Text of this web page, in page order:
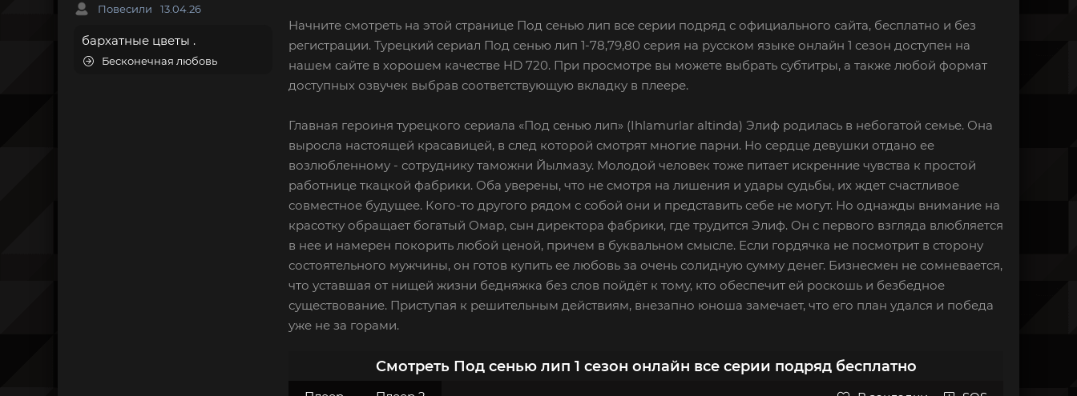
Повесили 13.04.26
бархатные цветы .
Бесконечная любовь
Начните смотреть на этой странице Под сенью лип все серии подряд с официального сайта, бесплатно и без
регистрации. Турецкий сериал Под сенью лип 1-78,79,80 серия на русском языке онлайн 1 сезон доступен на
нашем сайте в хорошем качестве HD 720. При просмотре вы можете выбрать субтитры, а также любой формат
доступных озвучек выбрав соответствующую вкладку в плеере.
Главная героиня турецкого сериала «Под сенью лип» (Ihlamurlar altinda) Элиф родилась в небогатой семье. Она
выросла настоящей красавицей, в след которой смотрят многие парни. Но сердце девушки отдано ее
возлюбленному - сотруднику таможни Йылмазу. Молодой человек тоже питает искренние чувства к простой
работнице ткацкой фабрики. Оба уверены, что не смотря на лишения и удары судьбы, их ждет счастливое
совместное будущее. Кого-то другого рядом с собой они и представить себе не могут. Но однажды внимание на
красотку обращает богатый Омар, сын директора фабрики, где трудится Элиф. Он с первого взгляда влюбляется
в нее и намерен покорить любой ценой, причем в буквальном смысле. Если гордячка не посмотрит в сторону
состоятельного мужчины, он готов купить ее любовь за очень солидную сумму денег. Бизнесмен не сомневается,
что уставшая от нищей жизни бедняжка без слов пойдёт к тому, кто обеспечит ей роскошь и безбедное
существование. Приступая к решительным действиям, внезапно юноша замечает, что его план удался и победа
уже не за горами.
Смотреть Под сенью лип 1 сезон онлайн все серии подряд бесплатно